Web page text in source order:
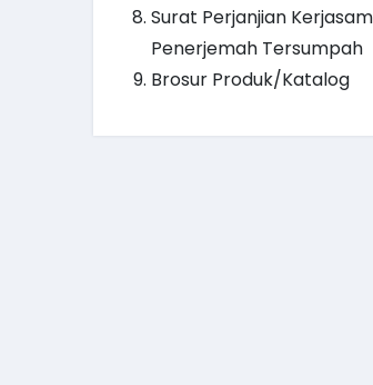
Surat Perjanjian
Penerjemah Tersumpah
Brosur Produk/Katalog